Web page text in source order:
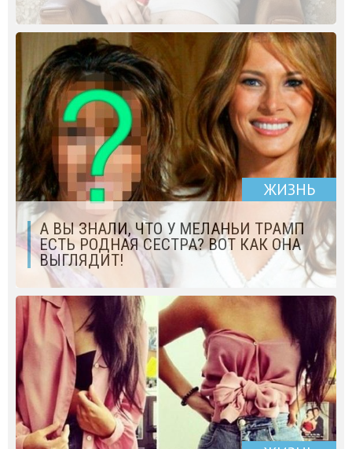
ЖИЗНЬ
А ВЫ ЗНАЛИ, ЧТО У МЕЛАНЬИ ТРАМП
ЕСТЬ РОДНАЯ СЕСТРА? ВОТ КАК ОНА
ВЫГЛЯДИТ!